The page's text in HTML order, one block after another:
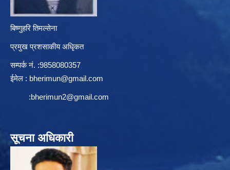
बिष्णुहरि तिमल्सेना
प्रमुख प्रशसाकीय अधिृकत
सम्पर्क न‌ं. :9858080357
ईमेल : bherimun@gmail.com
:bherimun2@gmail.com
सूचना अधिकारी